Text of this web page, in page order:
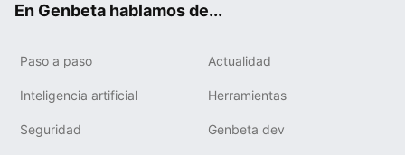
En Genbeta hablamos de...
Paso a paso Actualidad
Inteligencia artificial Herramientas
Seguridad Genbeta dev